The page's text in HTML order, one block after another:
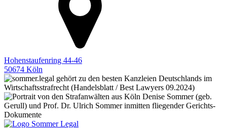
Hohenstaufenring 44-46
50674 Köln